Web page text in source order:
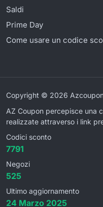
Saldi
Prime Day
Come usare un codice
Copyright © 2026
AZ Coupon percepisce una
realizzate attraverso i link
Codici sconto
7791
Negozi
525
Ultimo aggiornamento
24 Marzo 2025